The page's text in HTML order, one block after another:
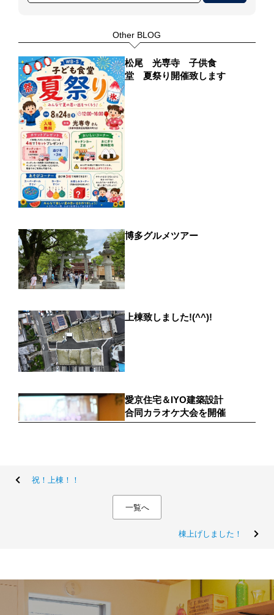
Other BLOG
祝！上棟！！
一覧へ
棟上げしました！